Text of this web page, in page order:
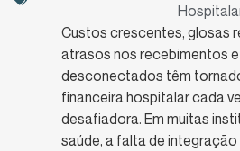
Custos crescentes, glosas
atrasos nos recebimentos
desconectados têm
financeira hospitalar cada
desafiadora. Em muitas
saúde, a falta de